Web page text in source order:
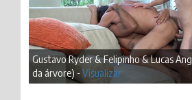
Gustavo Ryder & Felipinho & Lucas
da árvore) -Visualizar